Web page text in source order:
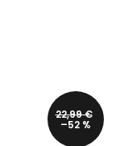
22,99 €
–52 %